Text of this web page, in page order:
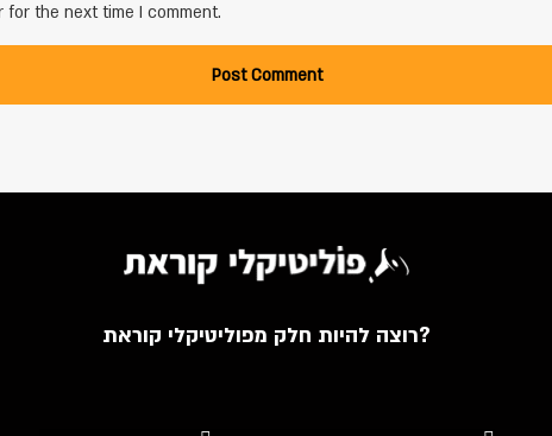
the next time I comment.
רוצה להיות חלק מפוליטיקלי קוראת?